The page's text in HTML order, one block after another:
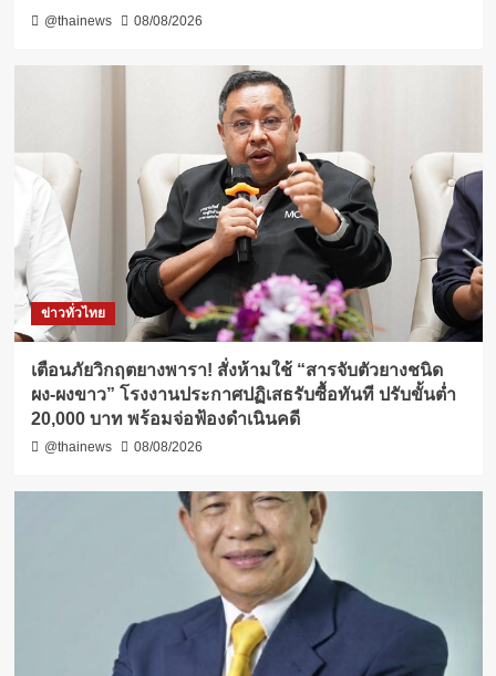
@thainews 08/08/2026
ข่าวทั่วไทย
เตือนภัยวิกฤตยางพารา! สั่งห้ามใช้ “สารจับตัวยางชนิด
ผง-ผงขาว” โรงงานประกาศปฏิเสธรับซื้อทันที ปรับขั้นต่ำ
20,000 บาท พร้อมจ่อฟ้องดำเนินคดี
@thainews 08/08/2026